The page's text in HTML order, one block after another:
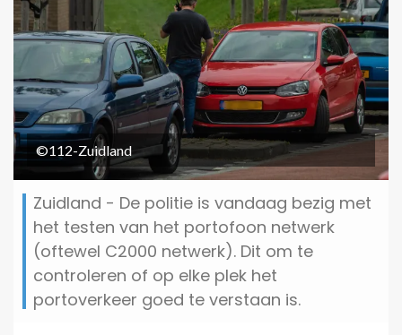
©112-Zuidland
Zuidland - De politie is vandaag bezig met
het testen van het portofoon netwerk
(oftewel C2000 netwerk). Dit om te
controleren of op elke plek het
portoverkeer goed te verstaan is.